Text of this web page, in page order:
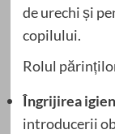
de urechi și
copilului.
Rolul
Îngrijirea
introducerii